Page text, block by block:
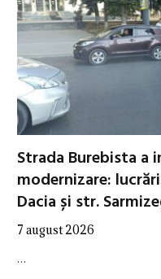
Strada Burebista a
modernizare:
Dacia și str.
7 august 2026
…